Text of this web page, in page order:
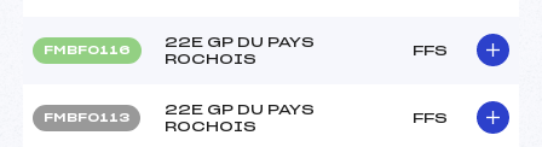
FMBF0116
22E GP DU PAYS
ROCHOIS
FFS
FMBF0113
22E GP DU PAYS
ROCHOIS
FFS